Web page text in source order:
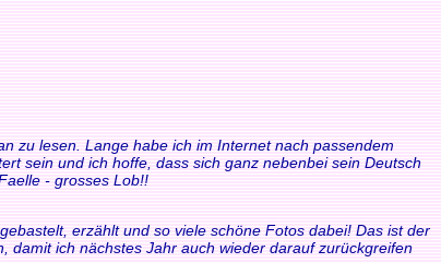
zu lesen. Lange habe ich im Internet nach passendem
sein und ich hoffe, dass sich ganz nebenbei sein Deutsch
- grosses Lob!!
erzählt und so viele schöne Fotos dabei! Das ist der
damit ich nächstes Jahr auch wieder darauf zurückgreifen